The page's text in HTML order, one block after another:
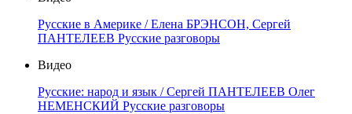
Русские в Америке / Елена БРЭНСОН, Сергей
ПАНТЕЛЕЕВ Русские разговоры
Видео
Русские: народ и язык / Сергей ПАНТЕЛЕЕВ Олег
НЕМЕНСКИЙ Русские разговоры